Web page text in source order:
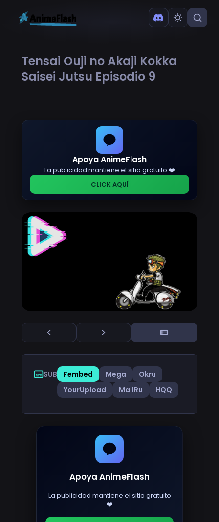
Tensai Ouji no Akaji Kokka
Saisei Jutsu Episodio 9
Apoya AnimeFlash
La publicidad mantiene el sitio gratuito ❤️
CLICK AQUÍ
SUB Fembed Mega
Okru
YourUpload
MailRu HQQ
Apoya AnimeFlash
La publicidad mantiene el sitio gratuito
❤️